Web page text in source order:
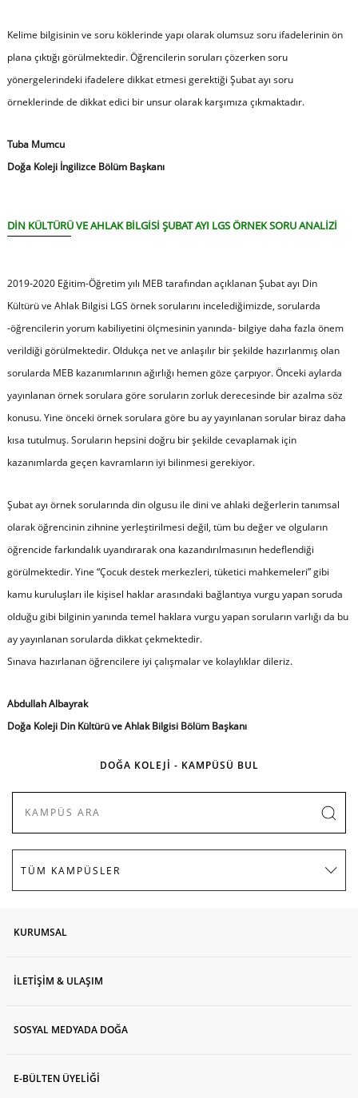
Kelime bilgisinin ve soru köklerinde yapı olarak olumsuz soru ifadelerinin ön
plana çıktığı görülmektedir. Öğrencilerin soruları çözerken soru
yönergelerindeki ifadelere dikkat etmesi gerektiği Şubat ayı soru
örneklerinde de dikkat edici bir unsur olarak karşımıza çıkmaktadır.
Tuba Mumcu
Doğa Koleji İngilizce Bölüm Başkanı
DİN KÜLTÜRÜ VE AHLAK BİLGİSİ ŞUBAT AYI LGS ÖRNEK SORU ANALİZİ
2019-2020 Eğitim-Öğretim yılı MEB tarafından açıklanan Şubat ayı Din
Kültürü ve Ahlak Bilgisi LGS örnek sorularını incelediğimizde, sorularda
-öğrencilerin yorum kabiliyetini ölçmesinin yanında- bilgiye daha fazla önem
verildiği görülmektedir. Oldukça net ve anlaşılır bir şekilde hazırlanmış olan
sorularda MEB kazanımlarının ağırlığı hemen göze çarpıyor. Önceki aylarda
yayınlanan örnek sorulara göre soruların zorluk derecesinde bir azalma söz
konusu. Yine önceki örnek sorulara göre bu ay yayınlanan sorular biraz daha
kısa tutulmuş. Soruların hepsini doğru bir şekilde cevaplamak için
kazanımlarda geçen kavramların iyi bilinmesi gerekiyor.
Şubat ayı örnek sorularında din olgusu ile dini ve ahlaki değerlerin tanımsal
olarak öğrencinin zihnine yerleştirilmesi değil, tüm bu değer ve olguların
öğrencide farkındalık uyandırarak ona kazandırılmasının hedeflendiği
görülmektedir. Yine “Çocuk destek merkezleri, tüketici mahkemeleri” gibi
kamu kuruluşları ile kişisel haklar arasındaki bağlantıya vurgu yapan soruda
olduğu gibi bilginin yanında temel haklara vurgu yapan soruların varlığı da bu
ay yayınlanan sorularda dikkat çekmektedir.
Sınava hazırlanan öğrencilere iyi çalışmalar ve kolaylıklar dileriz.
Abdullah Albayrak
Doğa Koleji Din Kültürü ve Ahlak Bilgisi Bölüm Başkanı
DOĞA KOLEJİ - KAMPÜSÜ BUL
KURUMSAL
İLETİŞİM & ULAŞIM
SOSYAL MEDYADA DOĞA
E-BÜLTEN ÜYELİĞİ